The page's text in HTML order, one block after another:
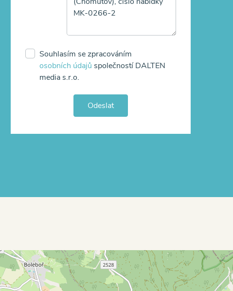
Souhlasím se zpracováním
osobních údajů společností DALTEN
media s.r.o.
Odeslat